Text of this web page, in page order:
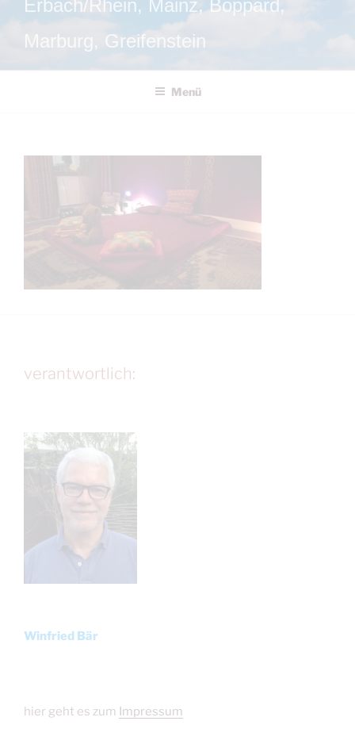
Erbach/Rhein, Mainz, Boppard,
Marburg, Greifenstein
Menü
verantwortlich:
Winfried Bär
hier geht es zum Impressum